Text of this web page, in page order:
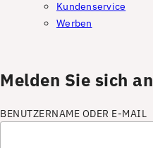
Kundenservice
Werben
Melden Sie sich an
BENUTZERNAME ODER E-MAIL